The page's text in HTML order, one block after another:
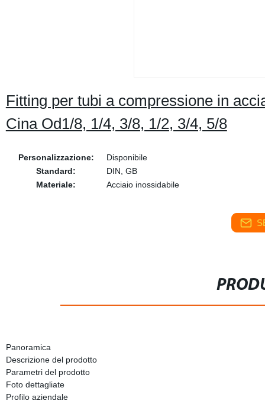
Fitting per tubi a compressione in
Cina Od1/8, 1/4, 3/8, 1/2, 3/4, 5/8
Personalizzazione:
Disponibile
Standard:
DIN, GB
Materiale:
Acciaio inossidabile
Panoramica
Descrizione del prodotto
Parametri del prodotto
Foto dettagliate
Profilo aziendale